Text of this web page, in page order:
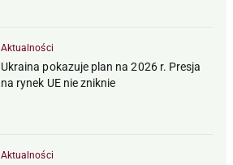
Aktualności
Ukraina pokazuje plan na 2026 r. Presja
na rynek UE nie zniknie
Aktualności